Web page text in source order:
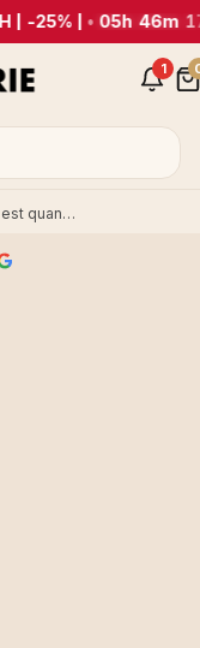
| -25% | •05h 46m
1
Affiche Coco Chanel : "L'élégance est quand..."